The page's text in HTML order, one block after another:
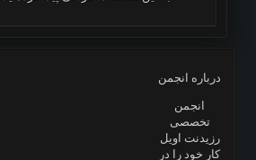
درباره انجمن
انجمن
تخصصی
رزیدنت اویل
کار خود را در